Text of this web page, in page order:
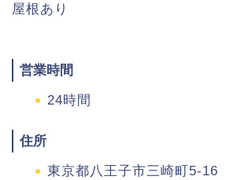
屋根あり
営業時間
24時間
住所
東京都八王子市三崎町5-16